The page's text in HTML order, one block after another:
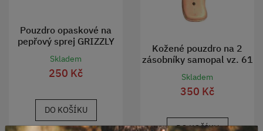
Pouzdro opaskové na
pepřový sprej GRIZZLY
Skladem
250 Kč
DO KOŠÍKU
Kožené pouzdro na 2
zásobníky samopal vz. 61
Skladem
350 Kč
DO KOŠÍKU